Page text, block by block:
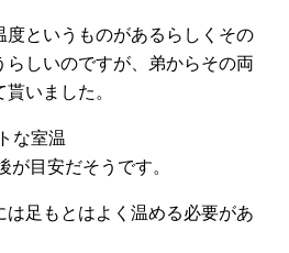
度というものがあるらしくその
しいのですが、弟からその両
いました。
な室温
目安だそうです。
足もとはよく温める必要があ